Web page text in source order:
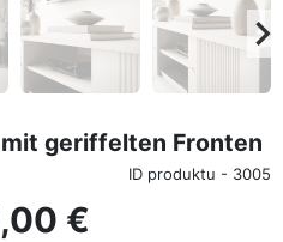
geriffelten Fronten
ID produktu - 3005
€